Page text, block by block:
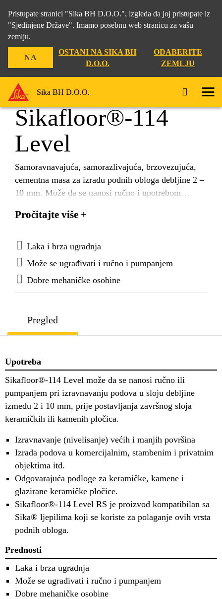
Pristupate stranici "Sika BH D.O.O.", izgleda da joj pristupate iz
"Sjedinjene Države". Imamo posebnu web stranicu za vašu
zemlju.
NA
OSTANI NA SIKA BH
D.O.O.
ODABERITE
ZEMLJU
Sika BH D.O.O.
... Sikafloor®-114 Level
Sikafloor®-114
Level
Samoravnavajuća, samorazlivajuća, brzovezujuća,
cementna masa za izradu podnih obloga debljine 2 –
10 mm. Može da se nanosi ručno i upotrebom
prostorima prije postavljanja završnih podnih obloga.
Pročitajte više +
Laka i brza ugradnja
Može se ugrađivati i ručno i pumpanjem
Dobre mehaničke osobine
Pregled
Upotreba
Sikafloor®-114 Level može da se nanosi ručno ili
pumpanjem pri izravnavanju podova u sloju debljine
između 2 i 10 mm, prije postavljanja završnog sloja
keramičkih ili kamenih pločica.
Izravnavanje (nivelisanje) većih i manjih površina
Izrada podova u komercijalnim, stambenim i privatnim
objektima itd.
Odgovarajuća podloge za keramičke, kamene i
glazirane keramičke pločice.
Sikafloor®-114 Level RS je proizvod kompatibilan sa
Sika® ljepilima koji se koriste za polaganje ovih vrsta
podnih obloga.
Prednosti
Laka i brza ugradnja
Može se ugrađivati i ručno i pumpanjem
Dobre mehaničke osobine